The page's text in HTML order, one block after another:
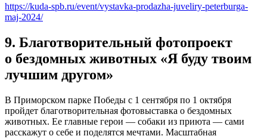
https://kuda-spb.ru/event/vystavka-prodazha-juveliry-peterburga-
maj-2024/
9. Благотворительный фотопроект
о бездомных животных «Я буду твоим
лучшим другом»
В Приморском парке Победы с 1 сентября по 1 октября
пройдет благотворительная фотовыставка о бездомных
животных. Ее главные герои — собаки из приюта — сами
расскажут о себе и поделятся мечтами. Масштабная